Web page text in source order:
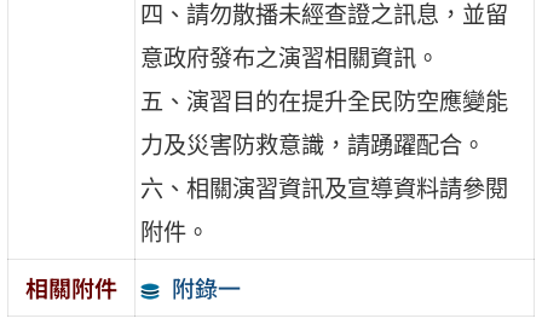
四、請勿散播未經查證之訊息，並留
意政府發布之演習相關資訊。
五、演習目的在提升全民防空應變能
力及災害防救意識，請踴躍配合。
六、相關演習資訊及宣導資料請參閱
附件。
相關附件 附錄一